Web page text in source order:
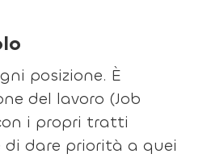
posizione. È
del lavoro (Job
i propri tratti
dare priorità a quei